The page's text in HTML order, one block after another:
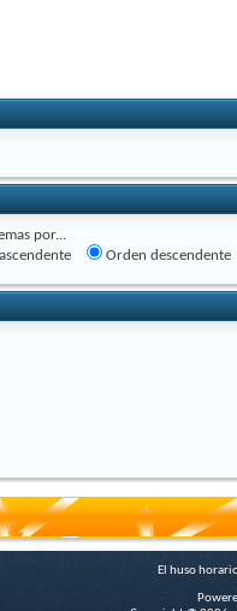
por...
Orden descendente
El huso